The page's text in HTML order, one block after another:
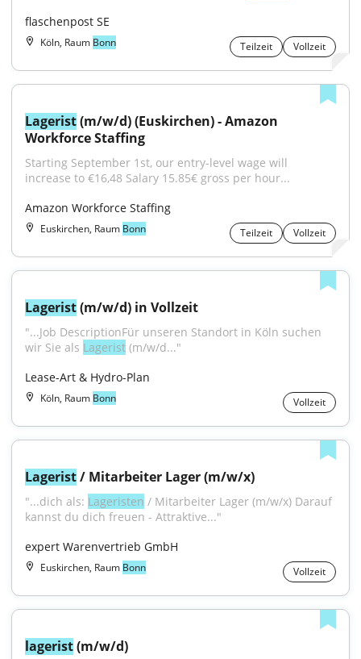
flaschenpost SE
Köln, Raum Bonn Teilzeit Vollzeit
Lagerist (m/w/d) (Euskirchen) - Amazon
Workforce Staffing
Starting September 1st, our entry-level wage will
increase to €16,48 Salary 15.85€ gross per hour...
Amazon Workforce Staffing
Euskirchen, Raum Bonn Teilzeit Vollzeit
Lagerist (m/w/d) in Vollzeit
"...Job DescriptionFür unseren Standort in Köln suchen
wir Sie als Lagerist (m/w/d..."
Lease-Art & Hydro-Plan
Köln, Raum Bonn Vollzeit
Lagerist / Mitarbeiter Lager (m/w/x)
"...dich als: Lageristen / Mitarbeiter Lager (m/w/x) Darauf
kannst du dich freuen - Attraktive..."
expert Warenvertrieb GmbH
Euskirchen, Raum Bonn Vollzeit
lagerist (m/w/d)